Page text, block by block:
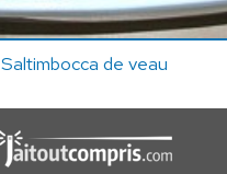
Saltimbocca de veau